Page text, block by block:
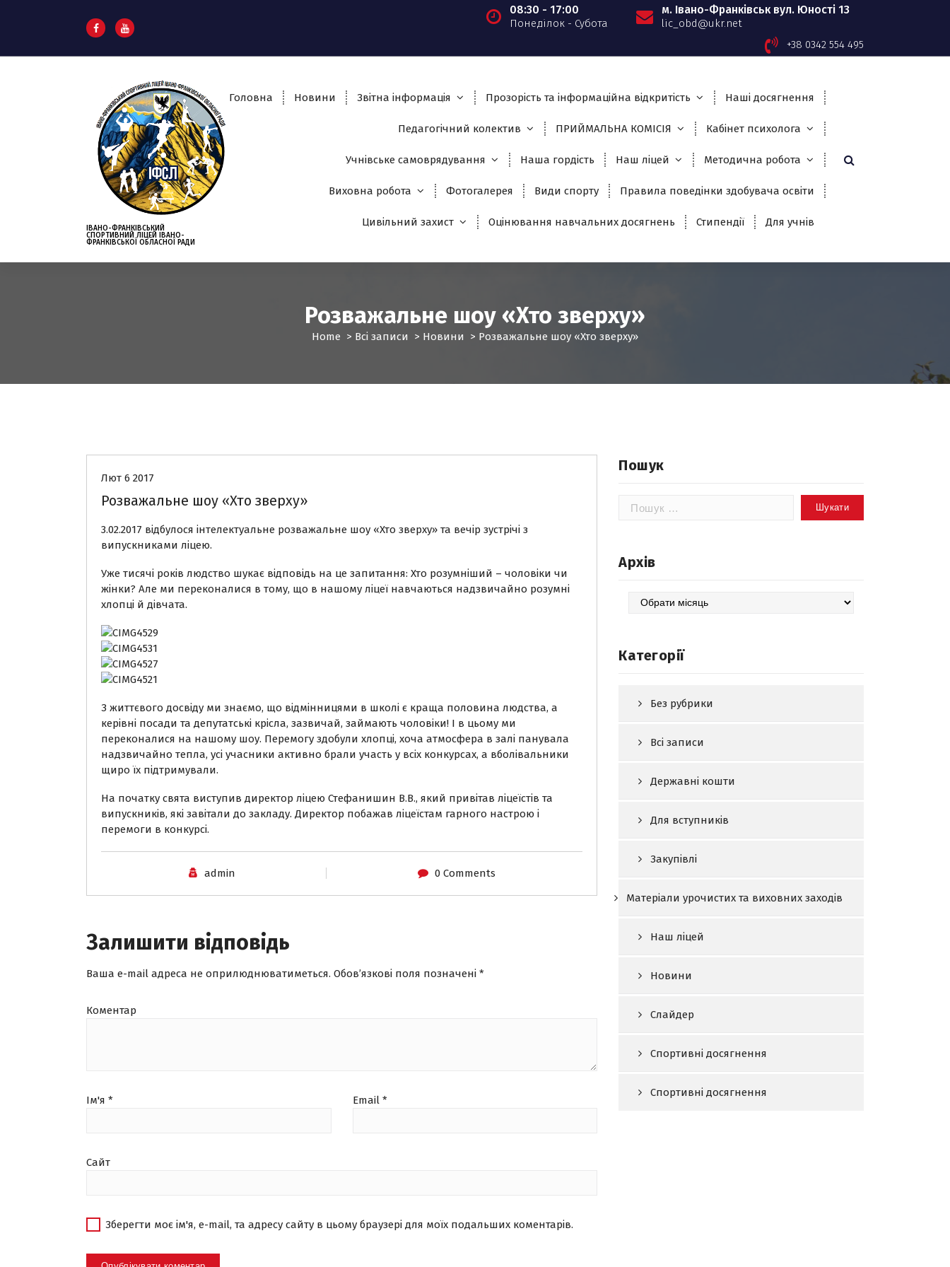
p
08:30 - 17:00
Понеділок - Субота
м. Івано-Франківськ вул. Юності 13
lic_obd@ukr.net
+38 0342 554 495
ІВАНО-ФРАНКІВСЬКИЙ
СПОРТИВНИЙ ЛІЦЕЙ ІВАНО-
ФРАНКІВСЬКОЇ ОБЛАСНОЇ РАДИ
Головна Новини Звітна інформація Прозорість та інформаційна відкритість Наші досягнення
Педагогічний колектив ПРИЙМАЛЬНА КОМІСІЯ Кабінет психолога
Учнівське самоврядування Наша гордість Наш ліцей Методична робота
Виховна робота Фотогалерея Види спорту Правила поведінки здобувача освіти
Цивільний захист Оцінювання навчальних досягнень Стипендії Для учнів
Розважальне шоу «Хто зверху»
Home > Всі записи > Новини > Розважальне шоу «Хто зверху»
Лют 6 2017
Розважальне шоу «Хто зверху»
3.02.2017 відбулося інтелектуальне розважальне шоу «Хто зверху» та вечір зустрічі з
випускниками ліцею.
Уже тисячі років людство шукає відповідь на це запитання: Хто розумніший – чоловіки чи
жінки? Але ми переконалися в тому, що в нашому ліцеї навчаються надзвичайно розумні
хлопці й дівчата.
З життєвого досвіду ми знаємо, що відмінницями в школі є краща половина людства, а
керівні посади та депутатські крісла, зазвичай, займають чоловіки! І в цьому ми
переконалися на нашому шоу. Перемогу здобули хлопці, хоча атмосфера в залі панувала
надзвичайно тепла, усі учасники активно брали участь у всіх конкурсах, а вболівальники
щиро їх підтримували.
На початку свята виступив директор ліцею Стефанишин В.В., який привітав ліцеїстів та
випускників, які завітали до закладу. Директор побажав ліцеїстам гарного настрою і
перемоги в конкурсі.
admin 0 Comments
Залишити відповідь
Ваша e-mail адреса не оприлюднюватиметься. Обов’язкові поля позначені *
Коментар
Ім'я * Email *
Сайт
Зберегти моє ім'я, e-mail, та адресу сайту в цьому браузері для моїх подальших коментарів.
Пошук
Пошук:
Архів
Архів
Категорії
Без рубрики
Всі записи
Державні кошти
Для вступників
Закупівлі
Матеріали урочистих та виховних заходів
Наш ліцей
Новини
Слайдер
Спортивні досягнення
Спортивні досягнення